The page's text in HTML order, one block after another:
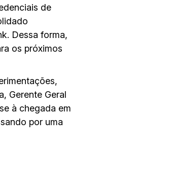
de
Dessa forma,
os próximos
Gerente Geral
à chegada em
por uma